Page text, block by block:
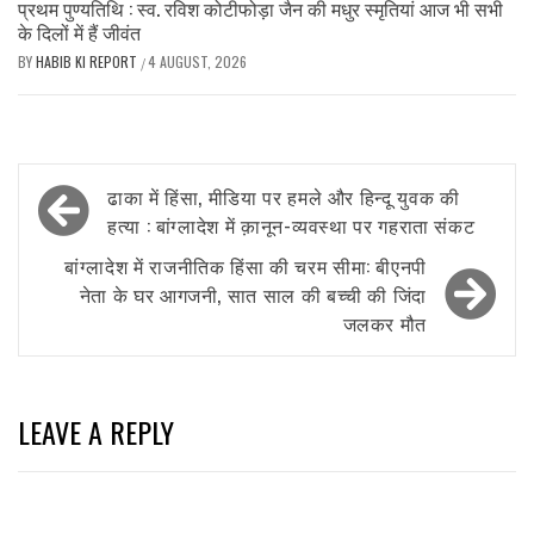
प्रथम पुण्यतिथि : स्व. रविश कोटीफोड़ा जैन की मधुर स्मृतियां आज भी सभी
के दिलों में हैं जीवंत
BYHABIB KI REPORT /4 AUGUST, 2026
Post
navigation
ढाका में हिंसा, मीडिया पर हमले और हिन्दू युवक की
हत्या : बांग्लादेश में क़ानून-व्यवस्था पर गहराता संकट
बांग्लादेश में राजनीतिक हिंसा की चरम सीमा: बीएनपी
नेता के घर आगजनी, सात साल की बच्ची की जिंदा
जलकर मौत
LEAVE A REPLY